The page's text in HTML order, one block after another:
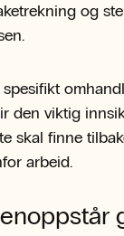
og
den viktig
skal finne
arbeid.